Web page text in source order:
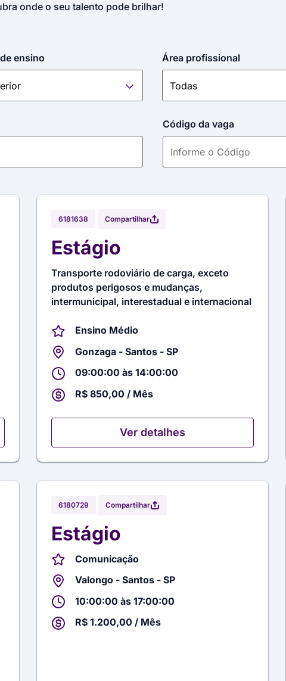
onde o seu talento pode brilhar!
ensino Área profissional
Código da vaga
6181638 Compartilhar
Estágio
Transporte rodoviário de carga, exceto
produtos perigosos e mudanças,
intermunicipal, interestadual e internacional
Ensino Médio
Gonzaga - Santos - SP
09:00:00 às 14:00:00
R$ 850,00 / Mês
Ver detalhes
6180729 Compartilhar
Estágio
Comunicação
Valongo - Santos - SP
10:00:00 às 17:00:00
R$ 1.200,00 / Mês